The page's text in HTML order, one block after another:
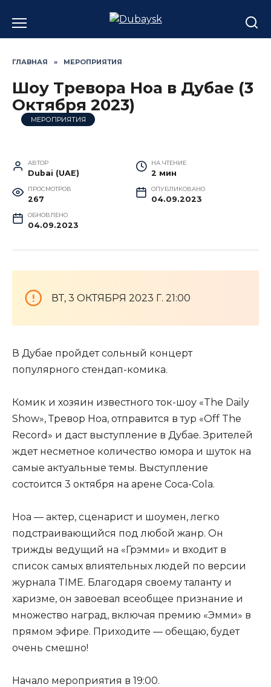
содержанию
ГЛАВНАЯ » МЕРОПРИЯТИЯ
Шоу Тревора Ноа в Дубае (3
Октября 2023)
МЕРОПРИЯТИЯ
АВТОР
Dubai (UAE)
НА ЧТЕНИЕ
2 мин
ПРОСМОТРОВ
267
ОПУБЛИКОВАНО
04.09.2023
ОБНОВЛЕНО
04.09.2023
ВТ, 3 ОКТЯБРЯ 2023 Г. 21:00
В Дубае пройдет сольный концерт
популярного стендап-комика.
Комик и хозяин известного ток-шоу «The Daily
Show», Тревор Ноа, отправится в тур «Off The
Record» и даст выступление в Дубае. Зрителей
ждет несметное количество юмора и шуток на
самые актуальные темы. Выступление
состоится 3 октября на арене Coca-Cola.
Ноа — актер, сценарист и шоумен, легко
подстраивающийся под любой жанр. Он
трижды ведущий на «Грэмми» и входит в
список самых влиятельных людей по версии
журнала TIME. Благодаря своему таланту и
харизме, он завоевал всеобщее признание и
множество наград, включая премию «Эмми» в
прямом эфире. Приходите — обещаю, будет
очень смешно!
Начало мероприятия в 19:00.